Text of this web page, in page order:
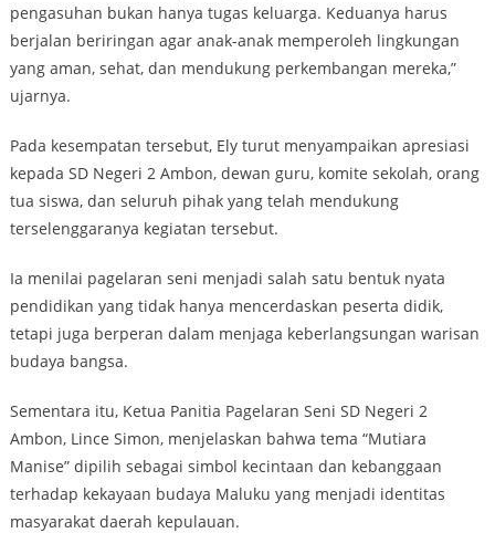
pengasuhan bukan hanya tugas keluarga. Keduanya harus
berjalan beriringan agar anak-anak memperoleh lingkungan
yang aman, sehat, dan mendukung perkembangan mereka,”
ujarnya.
Pada kesempatan tersebut, Ely turut menyampaikan apresiasi
kepada SD Negeri 2 Ambon, dewan guru, komite sekolah, orang
tua siswa, dan seluruh pihak yang telah mendukung
terselenggaranya kegiatan tersebut.
Ia menilai pagelaran seni menjadi salah satu bentuk nyata
pendidikan yang tidak hanya mencerdaskan peserta didik,
tetapi juga berperan dalam menjaga keberlangsungan warisan
budaya bangsa.
Sementara itu, Ketua Panitia Pagelaran Seni SD Negeri 2
Ambon, Lince Simon, menjelaskan bahwa tema “Mutiara
Manise” dipilih sebagai simbol kecintaan dan kebanggaan
terhadap kekayaan budaya Maluku yang menjadi identitas
masyarakat daerah kepulauan.